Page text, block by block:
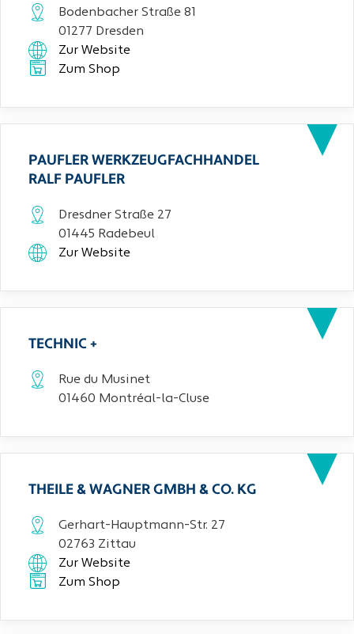
Bodenbacher Straße 81
01277 Dresden
Zur Website
Zum Shop
PAUFLER WERKZEUGFACHHANDEL
RALF PAUFLER
Dresdner Straße 27
01445 Radebeul
Zur Website
TECHNIC +
Rue du Musinet
01460 Montréal-la-Cluse
THEILE & WAGNER GMBH & CO. KG
Gerhart-Hauptmann-Str. 27
02763 Zittau
Zur Website
Zum Shop